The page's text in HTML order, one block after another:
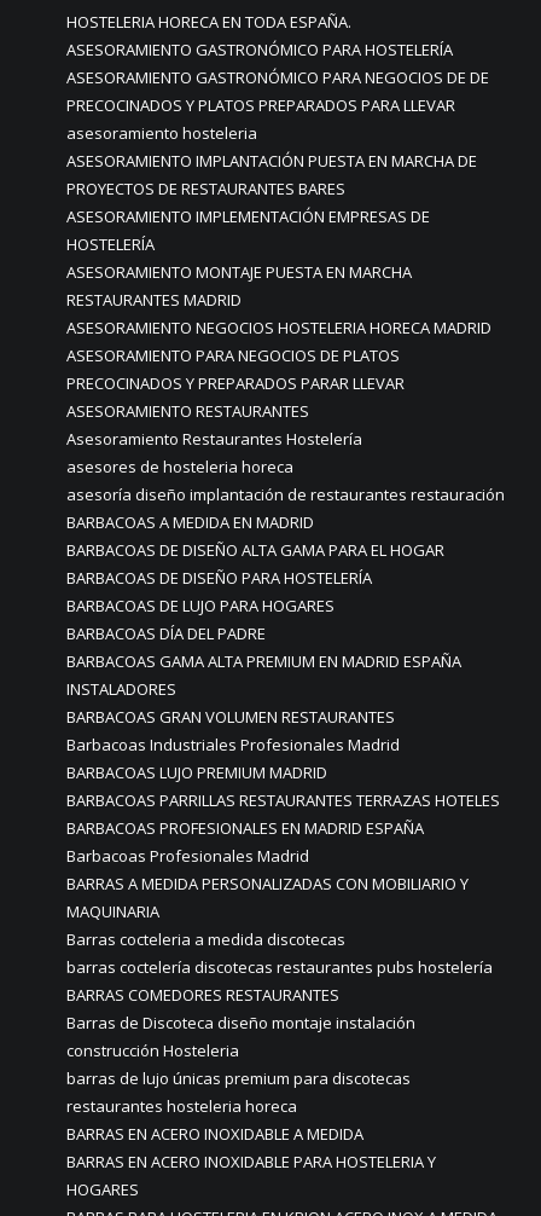
HOSTELERIA HORECA EN TODA ESPAÑA.
ASESORAMIENTO GASTRONÓMICO PARA HOSTELERÍA
ASESORAMIENTO GASTRONÓMICO PARA NEGOCIOS DE DE
PRECOCINADOS Y PLATOS PREPARADOS PARA LLEVAR
asesoramiento hosteleria
ASESORAMIENTO IMPLANTACIÓN PUESTA EN MARCHA DE
PROYECTOS DE RESTAURANTES BARES
ASESORAMIENTO IMPLEMENTACIÓN EMPRESAS DE
HOSTELERÍA
ASESORAMIENTO MONTAJE PUESTA EN MARCHA
RESTAURANTES MADRID
ASESORAMIENTO NEGOCIOS HOSTELERIA HORECA MADRID
ASESORAMIENTO PARA NEGOCIOS DE PLATOS
PRECOCINADOS Y PREPARADOS PARAR LLEVAR
ASESORAMIENTO RESTAURANTES
Asesoramiento Restaurantes Hostelería
asesores de hosteleria horeca
asesoría diseño implantación de restaurantes restauración
BARBACOAS A MEDIDA EN MADRID
BARBACOAS DE DISEÑO ALTA GAMA PARA EL HOGAR
BARBACOAS DE DISEÑO PARA HOSTELERÍA
BARBACOAS DE LUJO PARA HOGARES
BARBACOAS DÍA DEL PADRE
BARBACOAS GAMA ALTA PREMIUM EN MADRID ESPAÑA
INSTALADORES
BARBACOAS GRAN VOLUMEN RESTAURANTES
Barbacoas Industriales Profesionales Madrid
BARBACOAS LUJO PREMIUM MADRID
BARBACOAS PARRILLAS RESTAURANTES TERRAZAS HOTELES
BARBACOAS PROFESIONALES EN MADRID ESPAÑA
Barbacoas Profesionales Madrid
BARRAS A MEDIDA PERSONALIZADAS CON MOBILIARIO Y
MAQUINARIA
Barras cocteleria a medida discotecas
barras coctelería discotecas restaurantes pubs hostelería
BARRAS COMEDORES RESTAURANTES
Barras de Discoteca diseño montaje instalación
construcción Hosteleria
barras de lujo únicas premium para discotecas
restaurantes hosteleria horeca
BARRAS EN ACERO INOXIDABLE A MEDIDA
BARRAS EN ACERO INOXIDABLE PARA HOSTELERIA Y
HOGARES